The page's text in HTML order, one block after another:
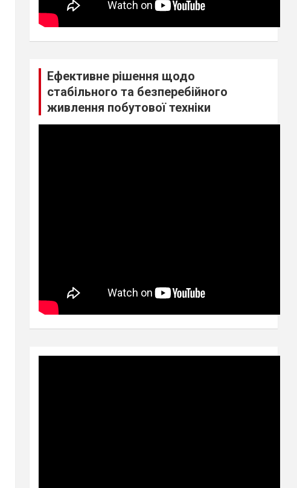
Ефективне рішення щодо
стабільного та безперебійного
живлення побутової техніки